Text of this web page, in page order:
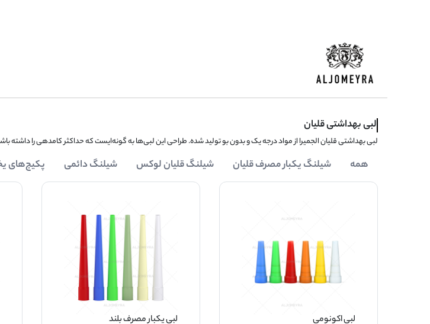
لبی بهداشتی قلیان
لبی بهداشتی قلیان الجمیرا از مواد درجه یک و بدون بو تولید شده. طراحی این لبی‌ها به گونه‌ایست که حداکثر کامدهی را داشته
همه شیلنگ یکبار مصرف قلیان شیلنگ قلیان لوکس شیلنگ دائمی پکیج‌های
لبی اکونومی لبی یکبار مصرف بلند